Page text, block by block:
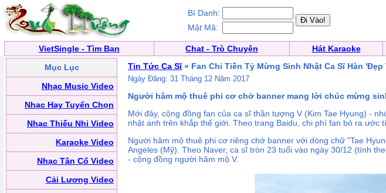
Bí Danh:
Mật Mã:
VietSingle - Tìm Bạn Chat - Trò Chuyện Hát Karaoke
Mục Lục
Nhạc Music Video
Nhạc Hay Tuyển Chọn
Nhạc Thiếu Nhi Video
Karaoke Video
Nhạc Tân Cổ Video
Cải Lương Video
Tin Tức Ca Sĩ» Fan Chi Tiền Tỷ Mừng Sinh Nhật Ca Sĩ Hàn 'Đẹp
Ngày Đăng: 31 Tháng 12 Năm 2017
Người hâm mộ thuê phi cơ chở banner mang lời chúc mừng
Mới đây, cộng đồng fan của ca sĩ thần tượng V (Kim Tae Hyung) -
nhật anh trên khắp thế giới. Theo trang Baidu, chi phí fan bỏ ra ước
Người hâm mộ thuê phi cơ riêng chở banner với dòng chữ "Tae
Angeles (Mỹ). Theo Naver, ca sĩ tròn 23 tuổi vào ngày 30/12 (tính
- cộng đồng người hâm mộ V.